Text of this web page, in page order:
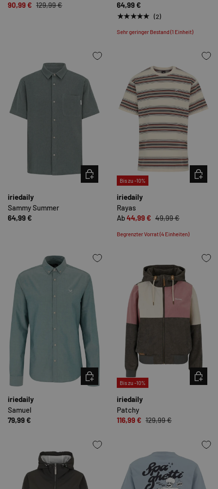
90,99 € 129,99 €
64,99 €
★★★★★ (2)
Sehr geringer Bestand (1 Einheit)
iriedaily
Sammy Summer
64,99 €
OPTIONEN AUSWÄHLEN
Bis zu -10%
iriedaily
Rayas
Ab44,99 € 49,99 €
Begrenzter Vorrat (4 Einheiten)
iriedaily
Samuel
79,99 €
OPTIONEN AUSWÄHLEN
Bis zu -10%
iriedaily
Patchy
116,99 € 129,99 €